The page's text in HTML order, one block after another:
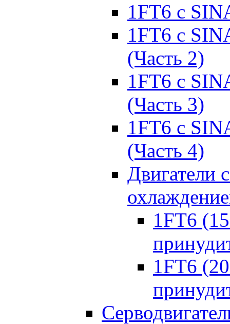
1FT6 с
1FT6 с
(Часть 2)
1FT6 с
(Часть 3)
1FT6 с
(Часть 4)
Двигатели
1FT6
1FT6